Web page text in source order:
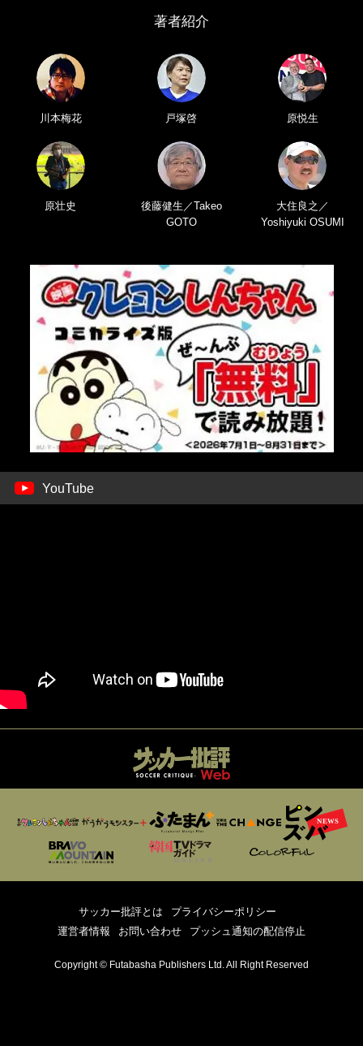
著者紹介
川本梅花 戸塚啓 原悦生
原壮史
後藤健生／Takeo
GOTO
大住良之／
Yoshiyuki OSUMI
YouTube
サッカー批評とは
プライバシーポリシー
運営者情報
お問い合わせ プッシュ通知の配信停止
Copyright © Futabasha Publishers Ltd. All Right Reserved